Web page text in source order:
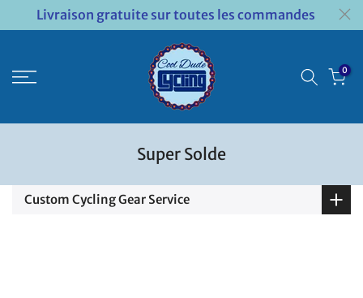
PasserLivraison gratuite sur toutes les commandes
0
Super Solde
Custom Cycling Gear Service